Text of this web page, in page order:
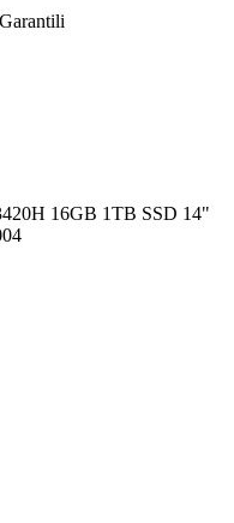
16GB 1TB SSD 14"